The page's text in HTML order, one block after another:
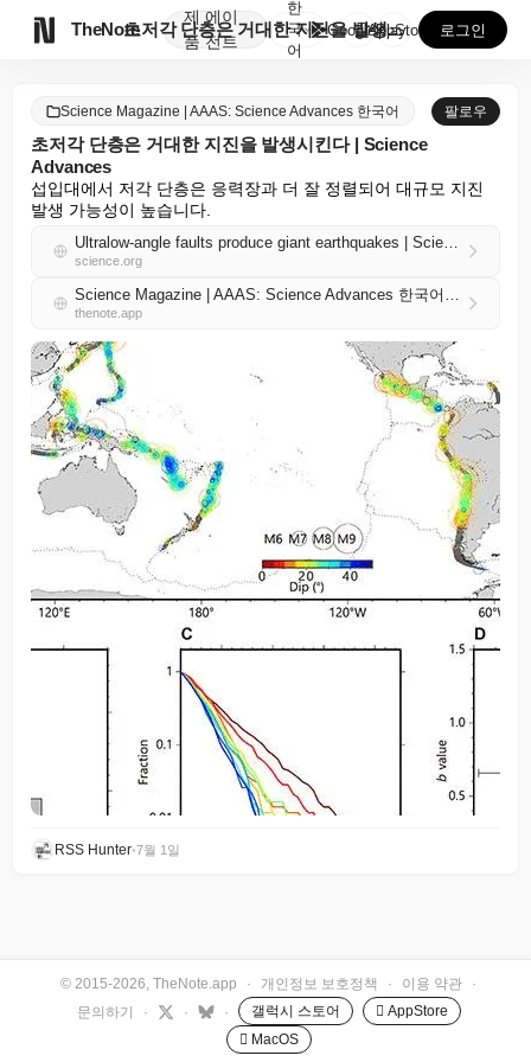
TheNote
제
품
에이
전트
초저각 단층은 거대한 지진을 발생시킨다 | Scienc...
한
국
어
GooglePlay
AppStore 로그인
Science Magazine | AAAS: Science Advances 한국어 팔로우
초저각 단층은 거대한 지진을 발생시킨다 | Science
Advances
섭입대에서 저각 단층은 응력장과 더 잘 정렬되어 대규모 지진
발생 가능성이 높습니다.
Ultralow-angle faults produce giant earthquakes | Science Advances
science.org
Science Magazine | AAAS: Science Advances 한국어 RSS
thenote.app
RSS Hunter•7월 1일
© 2015-2026, TheNote.app · 개인정보 보호정책 · 이용 약관
·
문의하기
· · · 갤럭시 스토어
 AppStore
 MacOS